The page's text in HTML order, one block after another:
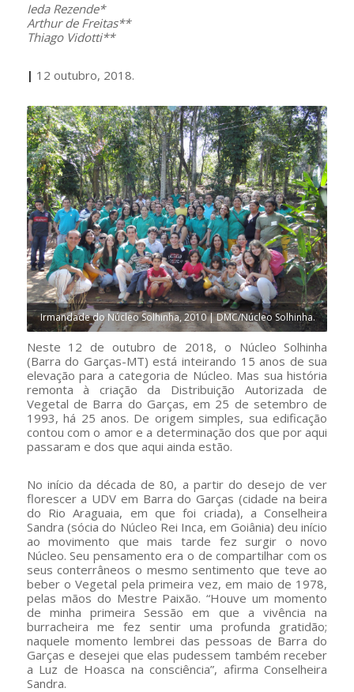
Ieda Rezende*
Arthur de Freitas**
Thiago Vidotti**
| 12 outubro, 2018.
Irmandade do Núcleo Solhinha, 2010 | DMC/Núcleo Solhinha.
Neste 12 de outubro de 2018, o Núcleo Solhinha
(Barra do Garças-MT) está inteirando 15 anos de sua
elevação para a categoria de Núcleo. Mas sua história
remonta à criação da Distribuição Autorizada de
Vegetal de Barra do Garças, em 25 de setembro de
1993, há 25 anos. De origem simples, sua edificação
contou com o amor e a determinação dos que por aqui
passaram e dos que aqui ainda estão.
No início da década de 80, a partir do desejo de ver
florescer a UDV em Barra do Garças (cidade na beira
do Rio Araguaia, em que foi criada), a Conselheira
Sandra (sócia do Núcleo Rei Inca, em Goiânia) deu início
ao movimento que mais tarde fez surgir o novo
Núcleo. Seu pensamento era o de compartilhar com os
seus conterrâneos o mesmo sentimento que teve ao
beber o Vegetal pela primeira vez, em maio de 1978,
pelas mãos do Mestre Paixão. “Houve um momento
de minha primeira Sessão em que a vivência na
burracheira me fez sentir uma profunda gratidão;
naquele momento lembrei das pessoas de Barra do
Garças e desejei que elas pudessem também receber
a Luz de Hoasca na consciência”, afirma Conselheira
Sandra.